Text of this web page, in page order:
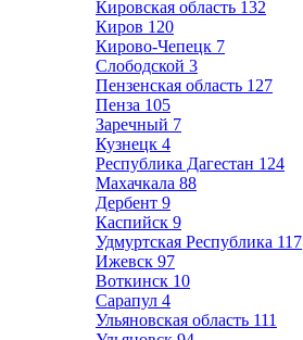
Кировская область 132
Киров 120
Кирово-Чепецк 7
Слободской 3
Пензенская область 127
Пенза 105
Заречный 7
Кузнецк 4
Республика Дагестан 124
Махачкала 88
Дербент 9
Каспийск 9
Удмуртская Республика 117
Ижевск 97
Воткинск 10
Сарапул 4
Ульяновская область 111